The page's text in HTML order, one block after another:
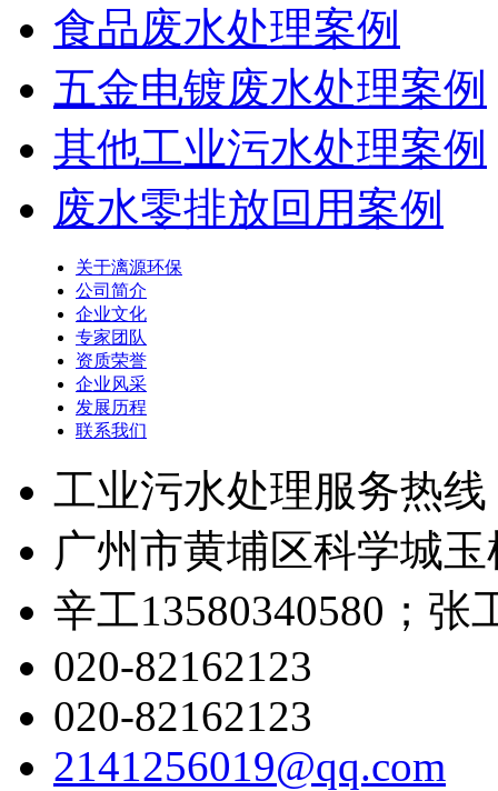
食品废水处理案例
五金电镀废水处理案例
其他工业污水处理案例
废水零排放回用案例
关于漓源环保
公司简介
企业文化
专家团队
资质荣誉
企业风采
发展历程
联系我们
工业污水处理服务热线
广州市黄埔区科学城
辛工13580340580；张
020-82162123
020-82162123
2141256019@qq.com